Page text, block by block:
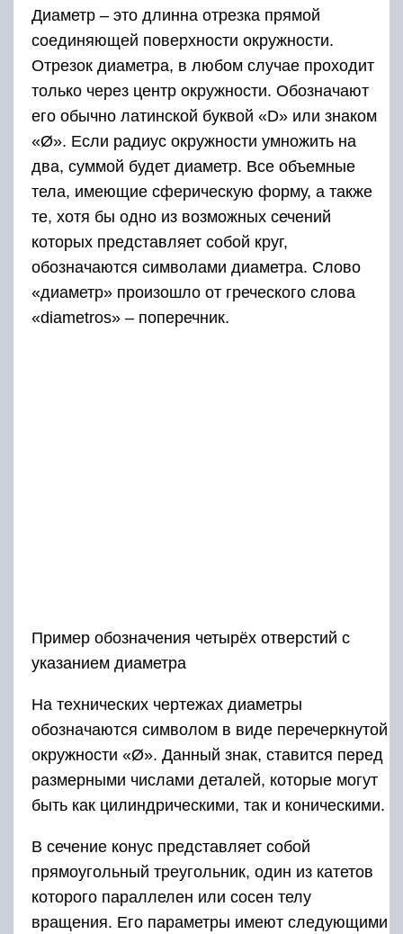
Диаметр – это длинна отрезка прямой
соединяющей поверхности окружности.
Отрезок диаметра, в любом случае проходит
только через центр окружности. Обозначают
его обычно латинской буквой «D» или знаком
«Ø». Если радиус окружности умножить на
два, суммой будет диаметр. Все объемные
тела, имеющие сферическую форму, а также
те, хотя бы одно из возможных сечений
которых представляет собой круг,
обозначаются символами диаметра. Слово
«диаметр» произошло от греческого слова
«diametros» – поперечник.
Пример обозначения четырёх отверстий с
указанием диаметра
На технических чертежах диаметры
обозначаются символом в виде перечеркнутой
окружности «Ø». Данный знак, ставится перед
размерными числами деталей, которые могут
быть как цилиндрическими, так и коническими.
В сечение конус представляет собой
прямоугольный треугольник, один из катетов
которого параллелен или сосен телу
вращения. Его параметры имеют следующими